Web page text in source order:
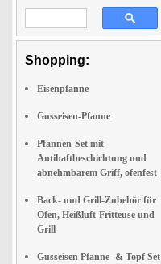
Shopping:
Eisenpfanne
Gusseisen-Pfanne
Pfannen-Set mit
Antihaftbeschichtung und
abnehmbarem Griff, ofenfest
Back- und Grill-Zubehör für
Ofen, Heißluft-Fritteuse und
Grill
Gusseisen Pfanne- & Topf Set